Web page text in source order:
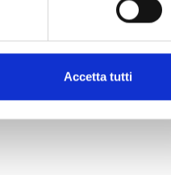
Accetta tutti